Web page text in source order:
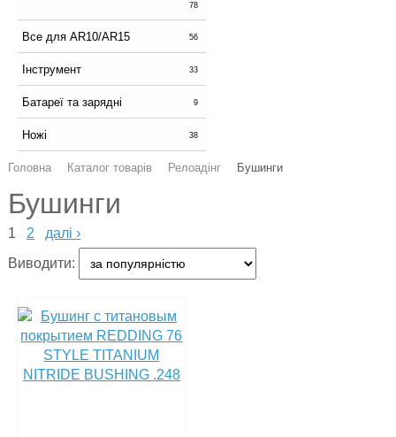
78
Все для AR10/AR15 56
Інструмент 33
Батареї та зарядні 9
Ножі 38
Головна Каталог товарів Релоадінг Бушинги
Бушинги
1 2
далі ›
Виводити: